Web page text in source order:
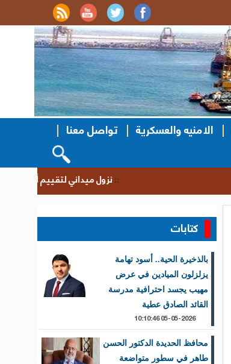
الامنيه والعسكرية
تواصل معنا
نزول ميداني لتقييم أوضاع
كتابات
بالذخيرة الحية.. أسود تهامة
يزلزلون الميادين في عرض
مهيب يجسد احترافية مدرسة
القائد الصادق عطية
05-05-2026 10:10:46
محافظ الحديدة الدكتور الحسن
طاهر في سطور متواضعة